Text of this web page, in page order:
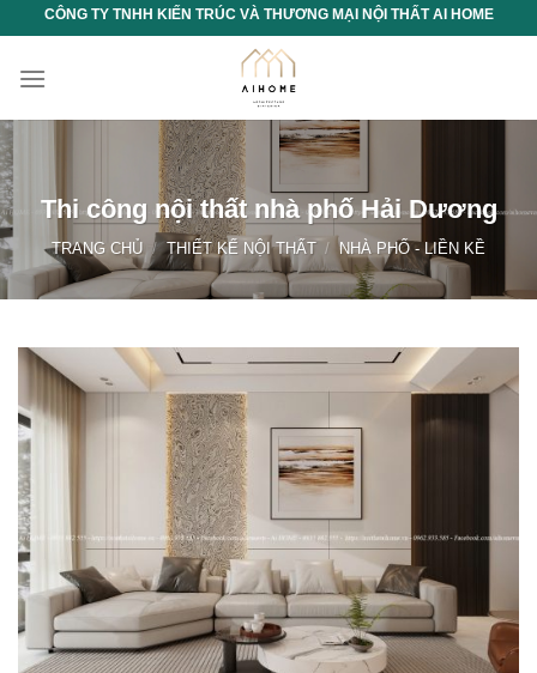
Chuyển
nội
CÔNG TY TNHH KIẾN TRÚC VÀ THƯƠNG MẠI NỘI THẤT AI HOME
Thi công nội thất nhà phố Hải Dương
TRANG CHỦ / THIẾT KẾ NỘI THẤT / NHÀ PHỐ - LIỀN KỀ